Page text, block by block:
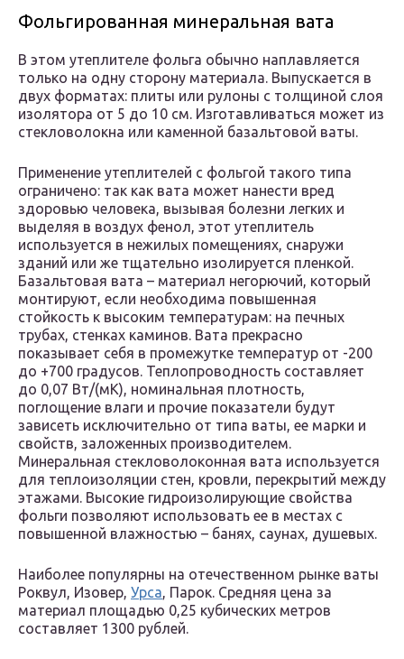
Фольгированная минеральная вата
В этом утеплителе фольга обычно наплавляется
только на одну сторону материала. Выпускается в
двух форматах: плиты или рулоны с толщиной слоя
изолятора от 5 до 10 см. Изготавливаться может из
стекловолокна или каменной базальтовой ваты.
Применение утеплителей с фольгой такого типа
ограничено: так как вата может нанести вред
здоровью человека, вызывая болезни легких и
выделяя в воздух фенол, этот утеплитель
используется в нежилых помещениях, снаружи
зданий или же тщательно изолируется пленкой.
Базальтовая вата – материал негорючий, который
монтируют, если необходима повышенная
стойкость к высоким температурам: на печных
трубах, стенках каминов. Вата прекрасно
показывает себя в промежутке температур от -200
до +700 градусов. Теплопроводность составляет
до 0,07 Вт/(мК), номинальная плотность,
поглощение влаги и прочие показатели будут
зависеть исключительно от типа ваты, ее марки и
свойств, заложенных производителем.
Минеральная стекловолоконная вата используется
для теплоизоляции стен, кровли, перекрытий между
этажами. Высокие гидроизолирующие свойства
фольги позволяют использовать ее в местах с
повышенной влажностью – банях, саунах, душевых.
Наиболее популярны на отечественном рынке ваты
Роквул, Изовер, Урса, Парок. Средняя цена за
материал площадью 0,25 кубических метров
составляет 1300 рублей.